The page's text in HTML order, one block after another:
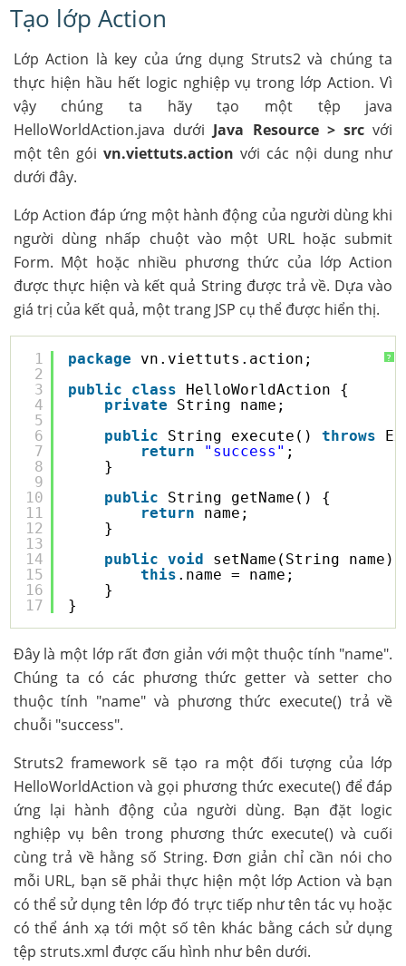
Tạo lớp Action
Lớp Action là key của ứng dụng Struts2 và chúng ta
thực hiện hầu hết logic nghiệp vụ trong lớp Action. Vì
vậy chúng ta hãy tạo một tệp java
HelloWorldAction.java dưới Java Resource > src với
một tên góivn.viettuts.action với các nội dung như
dưới đây.
Lớp Action đáp ứng một hành động của người dùng khi
người dùng nhấp chuột vào một URL hoặc submit
Form. Một hoặc nhiều phương thức của lớp Action
được thực hiện và kết quả String được trả về. Dựa vào
giá trị của kết quả, một trang JSP cụ thể được hiển thị.
?
1
2
3
4
5
6
7
8
9
10
11
12
13
14
15
16
17
package
vn.viettuts.action;
public
class
HelloWorldAction {
private
String name;
public
String execute() throws
return
"success" ;
}
public
String getName() {
return
name;
}
public
void
setName(String name)
this .name = name;
}
}
Đây là một lớp rất đơn giản với một thuộc tính "name".
Chúng ta có các phương thức getter và setter cho
thuộc tính "name" và phương thức execute() trả về
chuỗi "success".
Struts2 framework sẽ tạo ra một đối tượng của lớp
HelloWorldAction và gọi phương thức execute() để đáp
ứng lại hành động của người dùng. Bạn đặt logic
nghiệp vụ bên trong phương thức execute() và cuối
cùng trả về hằng số String. Đơn giản chỉ cần nói cho
mỗi URL, bạn sẽ phải thực hiện một lớp Action và bạn
có thể sử dụng tên lớp đó trực tiếp như tên tác vụ hoặc
có thể ánh xạ tới một số tên khác bằng cách sử dụng
tệp struts.xml được cấu hình như bên dưới.